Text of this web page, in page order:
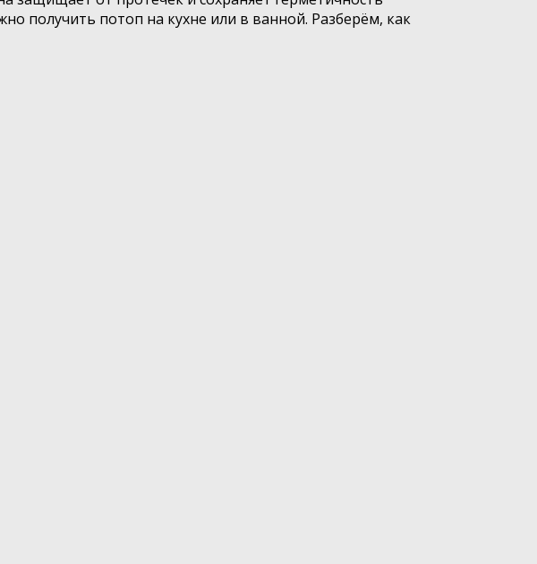
получить потоп на кухне или в ванной. Разберём, как